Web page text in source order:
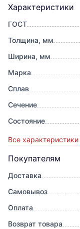
Характеристики
ГОСТ
Толщина, мм
Ширина, мм
Марка
Сплав
Сечение
Состояние
Все характеристики
Покупателям
Доставка
Самовывоз
Оплата
Возврат товара